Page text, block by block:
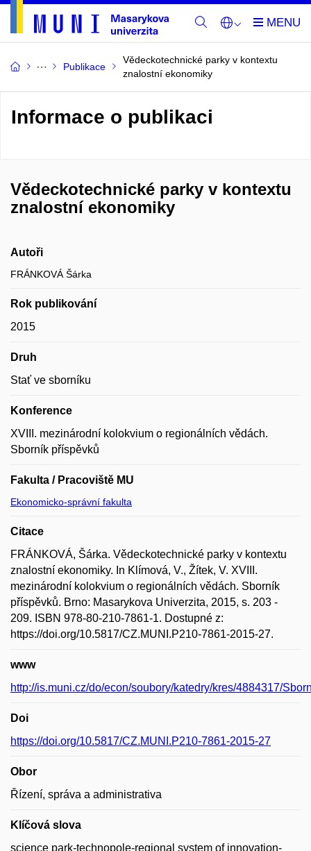
Publikace
Vědeckotechnické parky v kontextu
znalostní ekonomiky
Informace o publikaci
Vědeckotechnické parky v kontextu
znalostní ekonomiky
Autoři
FRÁNKOVÁ Šárka
Rok publikování
2015
Druh
Stať ve sborníku
Konference
XVIII. mezinárodní kolokvium o regionálních vědách.
Sborník příspěvků
Fakulta / Pracoviště MU
Ekonomicko-správní fakulta
Citace
FRÁNKOVÁ, Šárka. Vědeckotechnické parky v kontextu
znalostní ekonomiky. In Klímová, V., Žítek, V. XVIII.
mezinárodní kolokvium o regionálních vědách. Sborník
příspěvků. Brno: Masarykova Univerzita, 2015, s. 203 -
209. ISBN 978-80-210-7861-1. Dostupné z:
https://doi.org/10.5817/CZ.MUNI.P210-7861-2015-27.
www
http://is.muni.cz/do/econ/soubory/katedry/kres/4884317/
Doi
https://doi.org/10.5817/CZ.MUNI.P210-7861-2015-27
Obor
Řízení, správa a administrativa
Klíčová slova
science park-technopole-regional system of innovation-